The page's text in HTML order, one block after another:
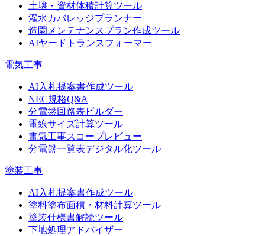
土壌・資材体積計算ツール
灌水カバレッジプランナー
造園メンテナンスプラン作成ツール
AIヤードトランスフォーマー
電気工事
AI入札提案書作成ツール
NEC規格Q&A
分電盤回路表ビルダー
電線サイズ計算ツール
電気工事スコープレビュー
分電盤一覧表デジタル化ツール
塗装工事
AI入札提案書作成ツール
塗料塗布面積・材料計算ツール
塗装仕様書解読ツール
下地処理アドバイザー